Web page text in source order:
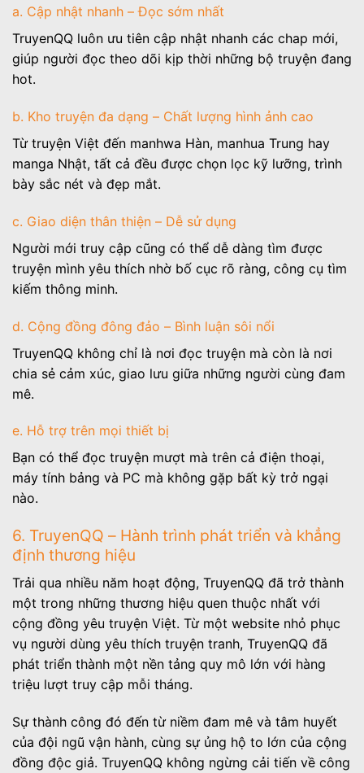
a. Cập nhật nhanh – Đọc sớm nhất
TruyenQQ luôn ưu tiên cập nhật nhanh các chap mới,
giúp người đọc theo dõi kịp thời những bộ truyện đang
hot.
b. Kho truyện đa dạng – Chất lượng hình ảnh cao
Từ truyện Việt đến manhwa Hàn, manhua Trung hay
manga Nhật, tất cả đều được chọn lọc kỹ lưỡng, trình
bày sắc nét và đẹp mắt.
c. Giao diện thân thiện – Dễ sử dụng
Người mới truy cập cũng có thể dễ dàng tìm được
truyện mình yêu thích nhờ bố cục rõ ràng, công cụ tìm
kiếm thông minh.
d. Cộng đồng đông đảo – Bình luận sôi nổi
TruyenQQ không chỉ là nơi đọc truyện mà còn là nơi
chia sẻ cảm xúc, giao lưu giữa những người cùng đam
mê.
e. Hỗ trợ trên mọi thiết bị
Bạn có thể đọc truyện mượt mà trên cả điện thoại,
máy tính bảng và PC mà không gặp bất kỳ trở ngại
nào.
6. TruyenQQ – Hành trình phát triển và khẳng
định thương hiệu
Trải qua nhiều năm hoạt động, TruyenQQ đã trở thành
một trong những thương hiệu quen thuộc nhất với
cộng đồng yêu truyện Việt. Từ một website nhỏ phục
vụ người dùng yêu thích truyện tranh, TruyenQQ đã
phát triển thành một nền tảng quy mô lớn với hàng
triệu lượt truy cập mỗi tháng.
Sự thành công đó đến từ niềm đam mê và tâm huyết
của đội ngũ vận hành, cùng sự ủng hộ to lớn của cộng
đồng độc giả. TruyenQQ không ngừng cải tiến về công